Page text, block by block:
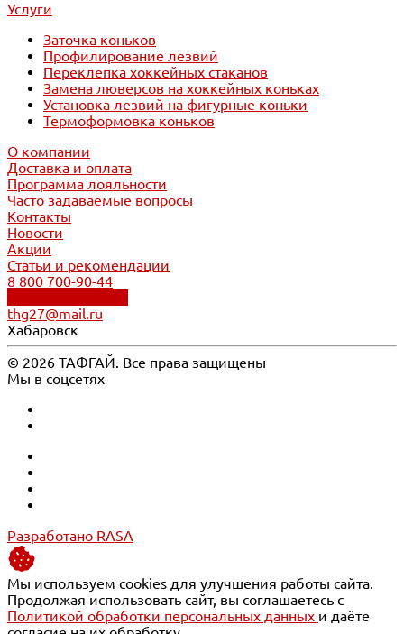
Услуги
Заточка коньков
Профилирование лезвий
Переклепка хоккейных стаканов
Замена люверсов на хоккейных коньках
Установка лезвий на фигурные коньки
Термоформовка коньков
О компании
Доставка и оплата
Программа лояльности
Часто задаваемые вопросы
Контакты
Новости
Акции
Статьи и рекомендации
8 800 700-90-44
thg27@mail.ru
Хабаровск
© 2026 ТАФГАЙ. Все права защищены
Мы в соцсетях
Разработано RASA
Мы используем cookies для улучшения работы сайта.
Продолжая использовать сайт, вы соглашаетесь с
Политикой обработки персональных данных и даёте